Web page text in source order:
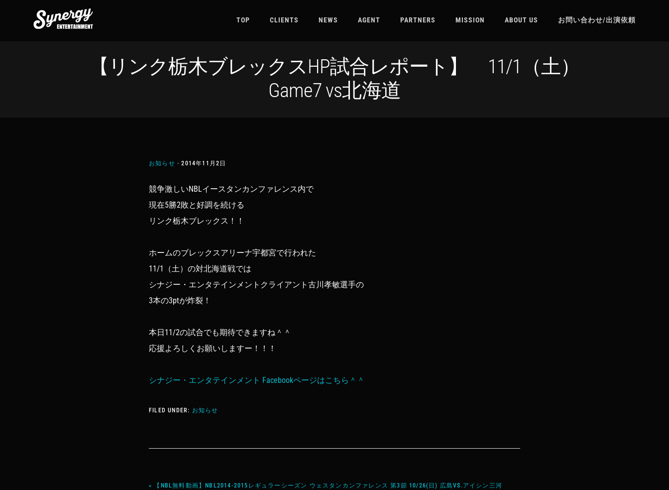
TOP CLIENTS NEWS AGENT PARTNERS MISSION ABOUT US お問い合わせ/出演依頼
【リンク栃木ブレックスHP試合レポート】 11/1（土）
Game7 vs北海道
お知らせ · 2014年11月2日
競争激しいNBLイースタンカンファレンス内で
現在5勝2敗と好調を続ける
リンク栃木ブレックス！！
ホームのブレックスアリーナ宇都宮で行われた
11/1（土）の対北海道戦では
シナジー・エンタテインメントクライアント古川孝敏選手の
3本の3ptが炸裂！
本日11/2の試合でも期待できますね＾＾
応援よろしくお願いしますー！！！
シナジー・エンタテインメント Facebookページはこちら＾＾
FILED UNDER: お知らせ
« 【NBL無料動画】NBL2014-2015レギュラーシーズン ウェスタンカンファレンス 第3節 10/26(日) 広島VS.アイシン三河